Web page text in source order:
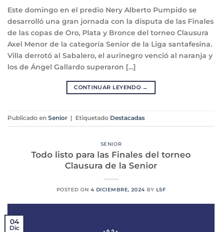
Este domingo en el predio Nery Alberto Pumpido se
desarrolló una gran jornada con la disputa de las Finales
de las copas de Oro, Plata y Bronce del torneo Clausura
Axel Menor de la categoría Senior de la Liga santafesina.
Villa derrotó al Sabalero, el aurinegro venció al naranja y
los de Ángel Gallardo superaron […]
CONTINUAR LEYENDO →
Publicado en Senior Etiquetado Destacadas
SENIOR
Todo listo para las Finales del torneo
Clausura de la Senior
POSTED ON 4 DICIEMBRE, 2024 BY LSF
04
Dic